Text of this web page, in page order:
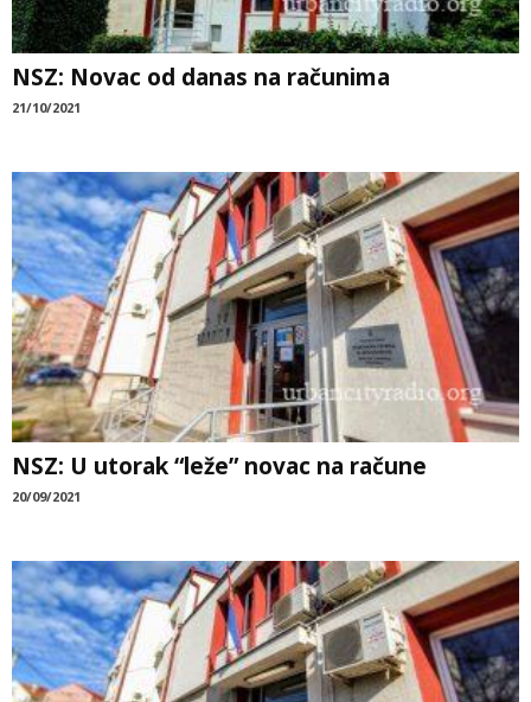
NSZ: Novac od danas na računima
21/10/2021
NSZ: U utorak “leže” novac na račune
20/09/2021